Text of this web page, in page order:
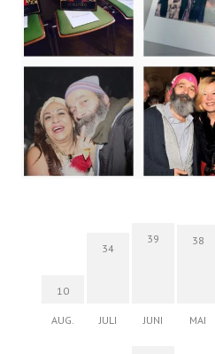
10
AUG.
34
JULI
39
JUNI
38
MAI